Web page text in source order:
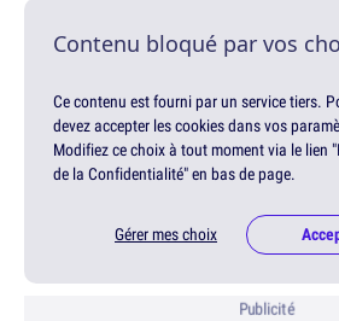
Contenu bloqué par vos
Ce contenu est fourni par un service tiers.
devez accepter les cookies dans vos
Modifiez ce choix à tout moment via le lien
de la Confidentialité" en bas de page.
Gérer mes choix
Publicité